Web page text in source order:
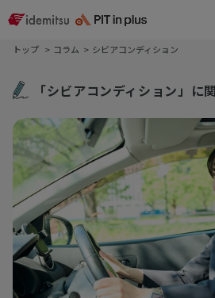
トップ コラム シビアコンディション
「シビアコンディション」に